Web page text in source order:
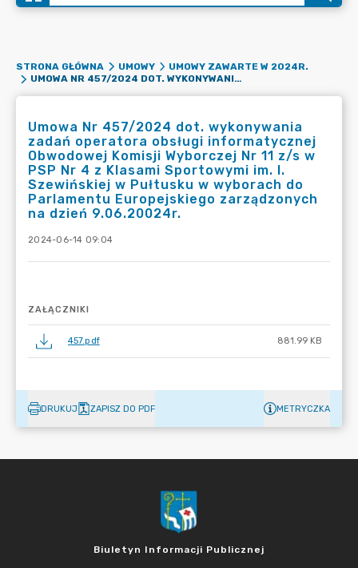
STRONA GŁÓWNA UMOWY
UMOWY ZAWARTE W 2024R.
UMOWA NR 457/2024 DOT. WYKONYWANIA ZADAŃ OPERATORA OBSŁUGI INFORMATYCZNEJ OBWODOWEJ KOMISJI WYBORCZEJ NR 11 Z/S W PSP NR 4 Z KLASAMI SPORTOWYMI IM. I. SZEWIŃSKIEJ W PUŁTUSKU W WYBORACH DO PARLAMENTU EUROPEJSKIEGO ZARZĄDZONYCH NA DZIEŃ 9.06.20024R.
Umowa Nr 457/2024 dot. wykonywania
zadań operatora obsługi informatycznej
Obwodowej Komisji Wyborczej Nr 11 z/s w
PSP Nr 4 z Klasami Sportowymi im. I.
Szewińskiej w Pułtusku w wyborach do
Parlamentu Europejskiego zarządzonych
na dzień 9.06.20024r.
2024-06-14 09:04
ZAŁĄCZNIKI
457.pdf 881.99 KB
DRUKUJ ZAPISZ DO PDF METRYCZKA
Biuletyn Informacji Publicznej